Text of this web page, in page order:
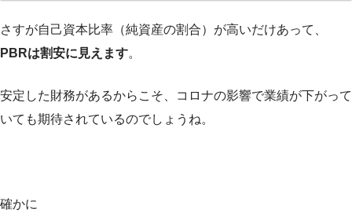
さすが自己資本比率（純資産の割合）が高いだけあって、
PBRは割安に見えます。
安定した財務があるからこそ、コロナの影響で業績が下がって
いても期待されているのでしょうね。
確かに